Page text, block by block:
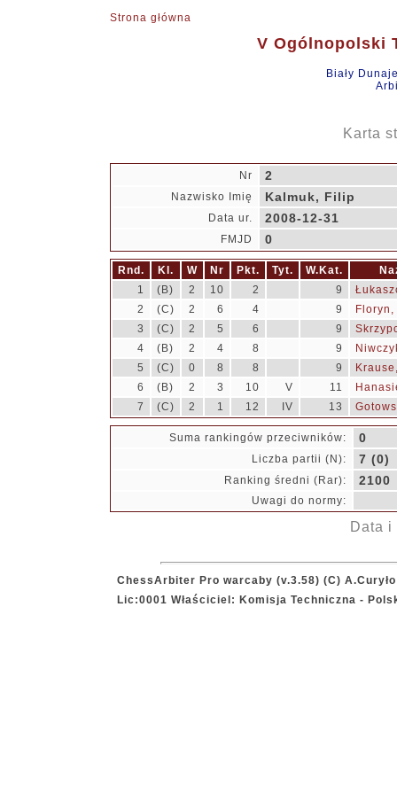
Strona główna
V Ogólnopolski
Biały
Karta
Nr 2
Nazwisko Imię Kalmuk, Filip
Data ur. 2008-12-31
FMJD 0
Rnd. Kl. W Nr Pkt. Tyt. W.Kat.
1
(B) 2 10 2 9
2
(C) 2 6 4 9
Floryn,
3
(C) 2 5 6 9
4
(B) 2 4 8 9
5
(C) 0 8 8 9
6
(B) 2 3 10 V 11
7
(C) 2 1 12 IV 13
Suma rankingów przeciwników: 0
Liczba partii (N): 7 (0)
Ranking średni (Rar): 2100
Uwagi do normy:
Data
ChessArbiter Pro warcaby (v.3.58) (C) A.Curyło
Lic:0001 Właściciel: Komisja Techniczna -